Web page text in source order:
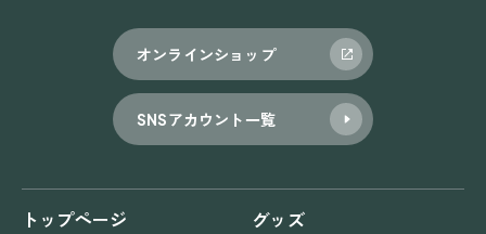
オンラインショップ
SNSアカウント一覧
トップページ
グッズ